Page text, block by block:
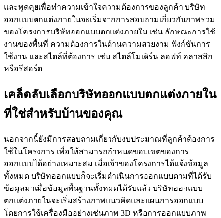
และพูดคุยเพื่อทำความเข้าใจความต้องการของลูกค้า บริษัท
ออกแบบตกแต่งภายในจะเริ่มจากการสอบถามเกี่ยวกับภาพรวม
ของโครงการบริษัทออกแบบตกแต่งภายใน เช่น ลักษณะการใช้
งานของพื้นที่ ความต้องการในด้านความสวยงาม ฟังก์ชันการ
ใช้งาน และสไตล์ที่ต้องการ เช่น สไตล์โมเดิร์น ลอฟท์ คลาสสิก
หรือรีสอร์ต
เคล็ดลับเลือกบริษัทออกแบบตกแต่งภายใน
ที่ใช่สำหรับบ้านของคุณ
นอกจากนี้ยังมีการสอบถามเกี่ยวกับงบประมาณที่ลูกค้าต้องการ
ใช้ในโครงการ เพื่อให้สามารถกำหนดขอบเขตของการ
ออกแบบได้อย่างเหมาะสม เมื่อเจ้าของโครงการได้แจ้งข้อมูล
ทั้งหมด บริษัทออกแบบก็จะเริ่มดำเนินการออกแบบตามที่ได้รับ
ข้อมูลมาเมื่อข้อมูลพื้นฐานทั้งหมดได้รับแล้ว บริษัทออกแบบ
ตกแต่งภายในจะเริ่มสร้างภาพแนวคิดและแผนการออกแบบ
โดยการใช้เครื่องมืออย่างเช่นภาพ 3D หรือการออกแบบภาพ